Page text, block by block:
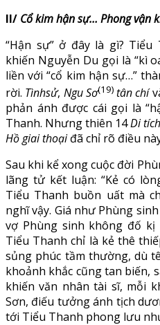
II/ Cổ kim hận sự… Phong vận
“Hận sự” ở đây là gì?
khiến Nguyễn Du gọi là “kì
liền với “cổ kim hận sự…”
rời. Tìnhsử, Ngu Sơ(19) tân chí
phản ánh được cái gọi là
Thanh. Nhưng thiên 14Di
Hồ giai thoạiđã chỉ rõ điều
Sau khi kể xong cuộc đời
lãng tử kết luận: “Kẻ có
Tiểu Thanh buồn uất mà
nghĩ vậy. Giá như Phùng
vợ Phùng sinh không đố kị
Tiểu Thanh chỉ là kẻ thê
sủng phúc tầm thường, dù
khoảnh khắc cũng tan biến,
khiến văn nhân tài sĩ, mỗi
Sơn, điếu tưởng ánh tịch
tới Tiểu Thanh phong lưu